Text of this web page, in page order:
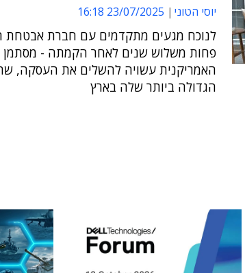
יוסי הטוני 23/07/2025 16:18
לנוכח מגעים מתקדמים עם חברת אבטחת
פחות משלוש שנים לאחר הקמתה - מסתמן
האמריקנית עשויה להשלים את העסקה,
הגדולה ביותר שלה בארץ